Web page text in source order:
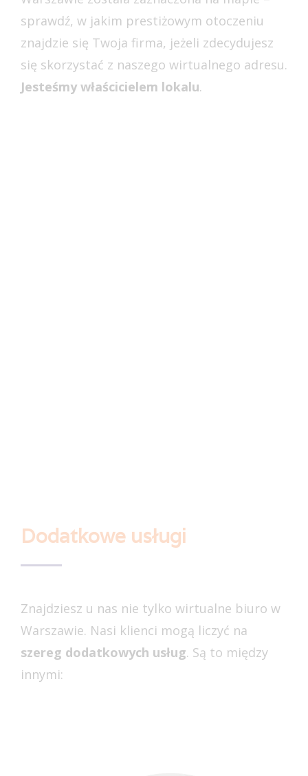
sprawdź, w jakim prestiżowym otoczeniu
znajdzie się Twoja firma, jeżeli zdecydujesz
się skorzystać z naszego wirtualnego adresu.
Jesteśmy właścicielem lokalu.
Dodatkowe usługi
Znajdziesz u nas nie tylko wirtualne biuro w
Warszawie. Nasi klienci mogą liczyć na
szereg dodatkowych usług. Są to między
innymi: